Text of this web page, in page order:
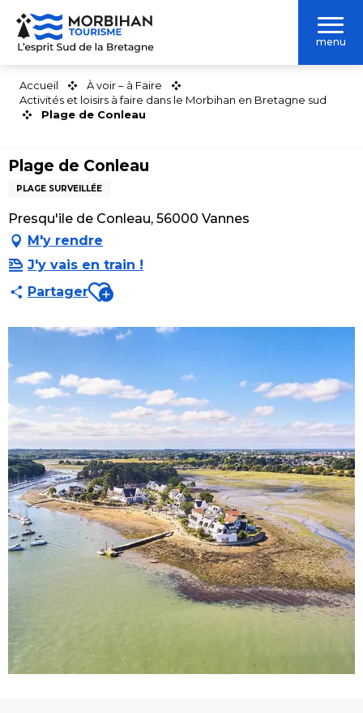
Aller
contenu
menu
Accueil
À voir – à Faire
Activités et loisirs à faire dans le Morbihan en Bretagne sud
Plage de Conleau
Plage de Conleau
PLAGE SURVEILLÉE
Presqu'ile de Conleau, 56000 Vannes
M'y rendre
J'y vais en train !
PartagerAjouter aux favoris